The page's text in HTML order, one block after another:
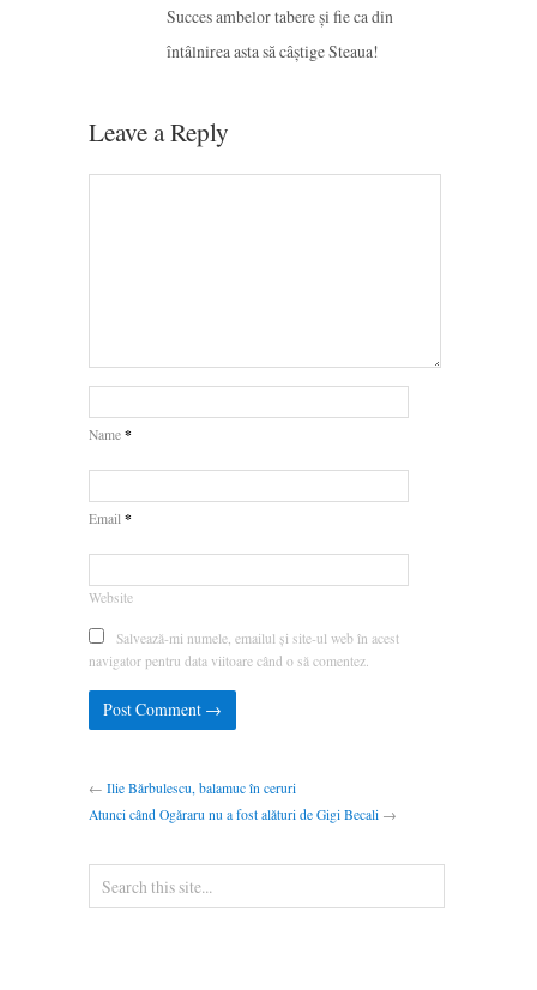
Succes ambelor tabere și fie ca din
întâlnirea asta să câștige Steaua!
Leave a Reply
Name *
Email *
Website
Salvează-mi numele, emailul și site-ul web în acest
navigator pentru data viitoare când o să comentez.
← Ilie Bărbulescu, balamuc în ceruri
Atunci când Ogăraru nu a fost alături de Gigi Becali →